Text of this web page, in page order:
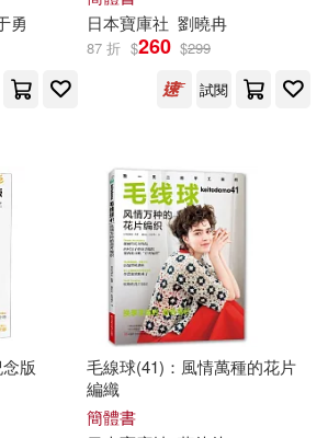
庫社(13)
於清峰(11)
(10)
森(9)
龔勛(7)
(18)
(15)
版社(13)
(13)
)
勇
日本寶庫社 劉曉冉
87 折 $260 $299
試閱
版
毛線球(41)：風情萬種的花片
編織
簡體書